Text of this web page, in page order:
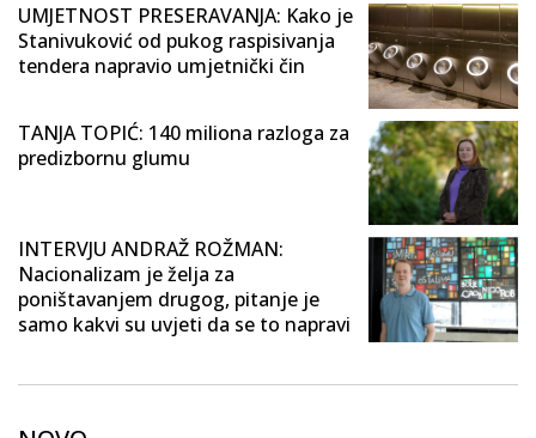
UMJETNOST PRESERAVANJA: Kako je
Stanivuković od pukog raspisivanja
tendera napravio umjetnički čin
TANJA TOPIĆ: 140 miliona razloga za
predizbornu glumu
INTERVJU ANDRAŽ ROŽMAN:
Nacionalizam je želja za
poništavanjem drugog, pitanje je
samo kakvi su uvjeti da se to napravi